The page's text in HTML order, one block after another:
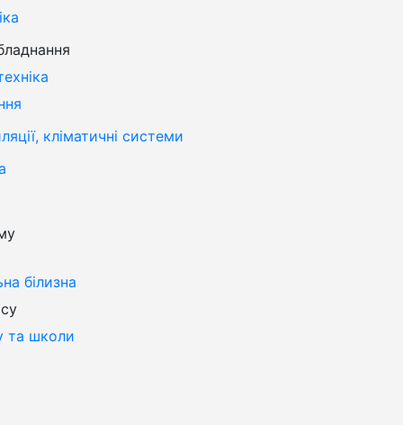
кліматичні системи
білизна
та школи